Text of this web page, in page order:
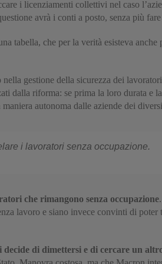
i licenziamenti collettivi nel caso
avrà i conti a posto, senza più
tabella, che per la verità esisteva
nella gestione della sicurezza dei
dalla riforma: se prima la loro durata e
autonoma dalle aziende dei
i lavoratori senza occupazione.
che rimangono senza occupazione
lavoro e siano invece convinti di
decide di dimettersi e di cercare un